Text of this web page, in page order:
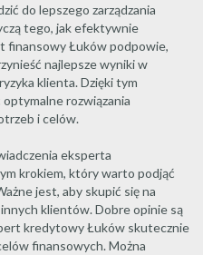
do lepszego zarządzania
tego, jak efektywnie
finansowy Łuków podpowie,
najlepsze wyniki w
klienta. Dzięki tym
rozwiązania
i celów.
eksperta
krokiem, który warto podjąć
jest, aby skupić się na
klientów. Dobre opinie są
kredytowy Łuków skutecznie
finansowych. Można